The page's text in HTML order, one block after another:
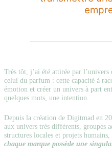
Très tôt, j’ai été attirée par
celui du parfum : cette capacité à
émotion et créer un univers à part
quelques mots, une intention.
Depuis la création de Digitmad en
aux univers très différents, groupes
structures locales et projets
chaque marque possède une